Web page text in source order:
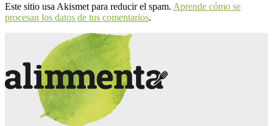
Este sitio usa Akismet para reducir el spam. Aprende cómo se
procesan los datos de tus comentarios.